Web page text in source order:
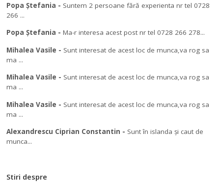
Popa Ștefania - Suntem 2 persoane fără experienta nr tel 0728
266 ...
Popa Ștefania -Ma-r interesa acest post nr tel 0728 266 278...
Mihalea Vasile - Sunt interesat de acest loc de munca,va rog sa
ma ...
Mihalea Vasile - Sunt interesat de acest loc de munca,va rog sa
ma ...
Mihalea Vasile - Sunt interesat de acest loc de munca,va rog sa
ma ...
Alexandrescu Ciprian Constantin - Sunt în islanda și caut de
munca...
Stiri despre